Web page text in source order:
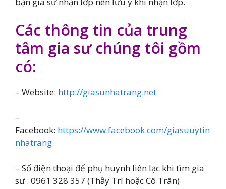
Các thông tin của trung
tâm gia sư chúng tôi gồm
có:
– Website: http://giasunhatrang.net
–
Facebook: https://www.facebook.com/giasuuytin
nhatrang
– Số điện thoại để phụ huynh liên lạc khi tìm gia
sư : 0961 328 357 (Thầy Trí hoặc Cô Trân)